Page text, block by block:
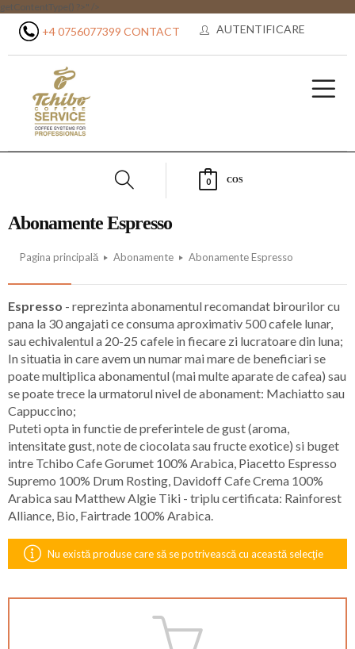
getContentType() ?>" />
+4 0756077399 CONTACT AUTENTIFICARE
0 COS
Abonamente Espresso
Pagina principală Abonamente Abonamente Espresso
Espresso - reprezinta abonamentul recomandat birourilor cu
pana la 30 angajati ce consuma aproximativ 500 cafele lunar,
sau echivalentul a 20-25 cafele in fiecare zi lucratoare din luna;
In situatia in care avem un numar mai mare de beneficiari se
poate multiplica abonamentul (mai multe aparate de cafea) sau
se poate trece la urmatorul nivel de abonament: Machiatto sau
Cappuccino;
Puteti opta in functie de preferintele de gust (aroma,
intensitate gust, note de ciocolata sau fructe exotice) si buget
intre Tchibo Cafe Gorumet 100% Arabica, Piacetto Espresso
Supremo 100% Drum Rosting, Davidoff Cafe Crema 100%
Arabica sau Matthew Algie Tiki - triplu certificata: Rainforest
Alliance, Bio, Fairtrade 100% Arabica.
Nu există produse care să se potrivească cu această selecţie